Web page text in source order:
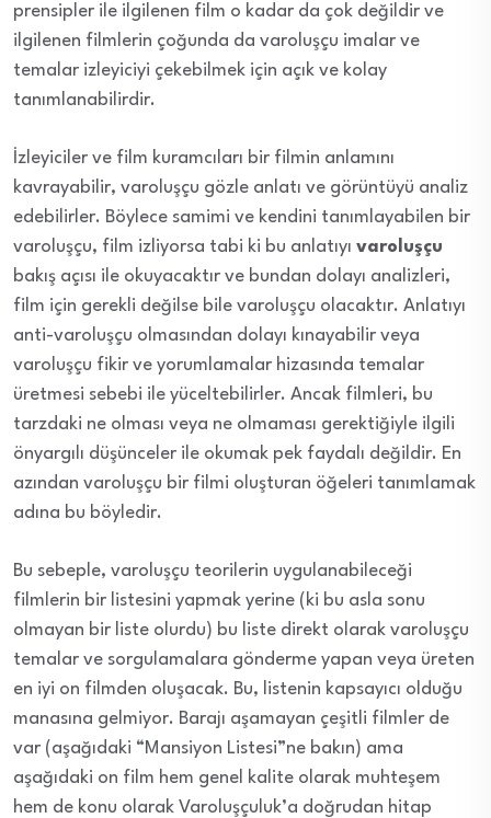
prensipler ile ilgilenen film o kadar da çok değildir ve
ilgilenen filmlerin çoğunda da varoluşçu imalar ve
temalar izleyiciyi çekebilmek için açık ve kolay
tanımlanabilirdir.
İzleyiciler ve film kuramcıları bir filmin anlamını
kavrayabilir, varoluşçu gözle anlatı ve görüntüyü analiz
edebilirler. Böylece samimi ve kendini tanımlayabilen bir
varoluşçu, film izliyorsa tabi ki bu anlatıyı varoluşçu
bakış açısı ile okuyacaktır ve bundan dolayı analizleri,
film için gerekli değilse bile varoluşçu olacaktır. Anlatıyı
anti-varoluşçu olmasından dolayı kınayabilir veya
varoluşçu fikir ve yorumlamalar hizasında temalar
üretmesi sebebi ile yüceltebilirler. Ancak filmleri, bu
tarzdaki ne olması veya ne olmaması gerektiğiyle ilgili
önyargılı düşünceler ile okumak pek faydalı değildir. En
azından varoluşçu bir filmi oluşturan öğeleri tanımlamak
adına bu böyledir.
Bu sebeple, varoluşçu teorilerin uygulanabileceği
filmlerin bir listesini yapmak yerine (ki bu asla sonu
olmayan bir liste olurdu) bu liste direkt olarak varoluşçu
temalar ve sorgulamalara gönderme yapan veya üreten
en iyi on filmden oluşacak. Bu, listenin kapsayıcı olduğu
manasına gelmiyor. Barajı aşamayan çeşitli filmler de
var (aşağıdaki “Mansiyon Listesi”ne bakın) ama
aşağıdaki on film hem genel kalite olarak muhteşem
hem de konu olarak Varoluşçuluk’a doğrudan hitap